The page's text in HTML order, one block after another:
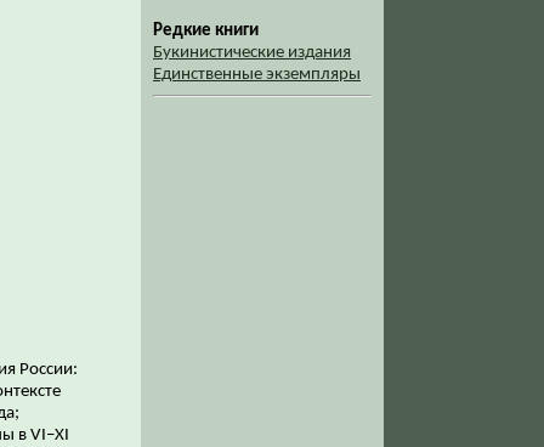
России:
в VI–XI
Редкие книги
Букинистические издания
Единственные экземпляры